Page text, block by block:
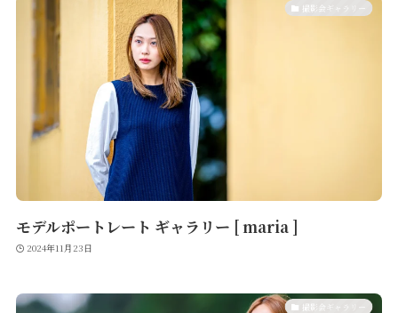
撮影会ギャラリー
モデルポートレート ギャラリー [ maria ]
2024年11月23日
撮影会ギャラリー